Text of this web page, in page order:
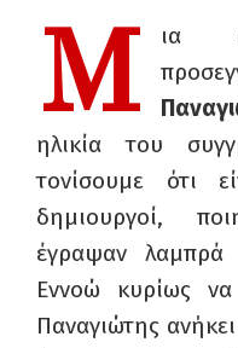
Μ
ια
ηλικία του
τονίσουμε ότι
δημιουργοί,
έγραψαν λαμπρά
Εννοώ κυρίως
Παναγιώτης